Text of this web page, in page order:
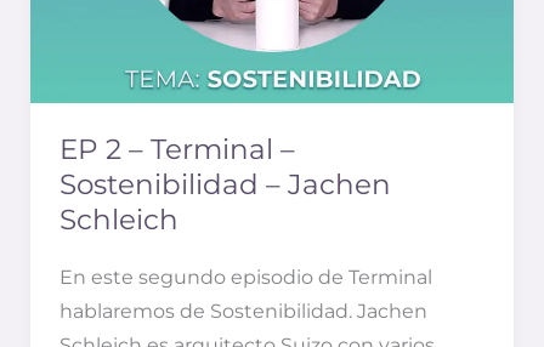
EP 2 – Terminal –
Sostenibilidad – Jachen
Schleich
En este segundo episodio de Terminal
hablaremos de Sostenibilidad. Jachen